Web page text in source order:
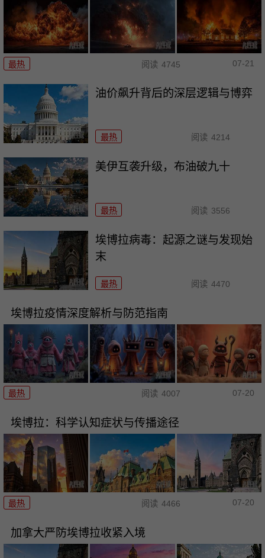
最热 阅读 4745 07-21
油价飙升背后的深层逻辑与博弈
最热 阅读 4214
美伊互袭升级，布油破九十
最热 阅读 3556
埃博拉病毒：起源之谜与发现始
末
最热 阅读 4470
埃博拉疫情深度解析与防范指南
最热 阅读 4007 07-20
埃博拉：科学认知症状与传播途径
最热 阅读 4466 07-20
加拿大严防埃博拉收紧入境